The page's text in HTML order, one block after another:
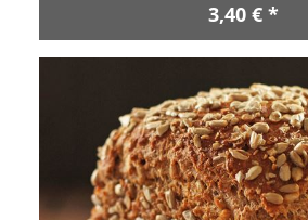
3,40 € *